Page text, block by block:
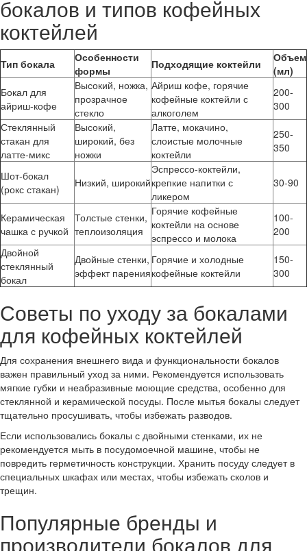
бокалов и типов кофейных
коктейлей
Тип бокала
Особенности
формы
Подходящие коктейли
Объем
(мл)
Бокал для
айриш-кофе
Высокий, ножка,
прозрачное
стекло
Айриш кофе, горячие
кофейные коктейли с
алкоголем
200-
300
Стеклянный
стакан для
латте-микс
Высокий,
широкий, без
ножки
Латте, мокачино,
слоистые молочные
коктейли
250-
350
Шот-бокал
(рокс стакан)
Низкий, широкий
Эспрессо-коктейли,
крепкие напитки с
ликером
30-90
Керамическая
чашка с ручкой
Толстые стенки,
теплоизоляция
Горячие кофейные
коктейли на основе
эспрессо и молока
100-
200
Двойной
стеклянный
бокал
Двойные стенки,
эффект парения
Горячие и холодные
кофейные коктейли
150-
300
Советы по уходу за бокалами
для кофейных коктейлей
Для сохранения внешнего вида и функциональности бокалов
важен правильный уход за ними. Рекомендуется использовать
мягкие губки и неабразивные моющие средства, особенно для
стеклянной и керамической посуды. После мытья бокалы следует
тщательно просушивать, чтобы избежать разводов.
Если использовались бокалы с двойными стенками, их не
рекомендуется мыть в посудомоечной машине, чтобы не
повредить герметичность конструкции. Хранить посуду следует в
специальных шкафах или местах, чтобы избежать сколов и
трещин.
Популярные бренды и
производители бокалов для